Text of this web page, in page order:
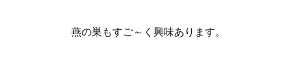
燕の巣もすご～く興味あります。